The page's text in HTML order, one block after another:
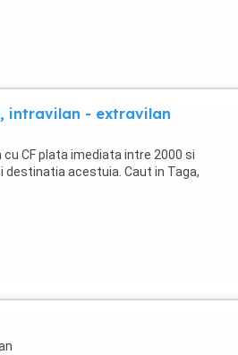
intravilan - extravilan
CF plata imediata intre 2000 si
destinatia acestuia. Caut in Taga,